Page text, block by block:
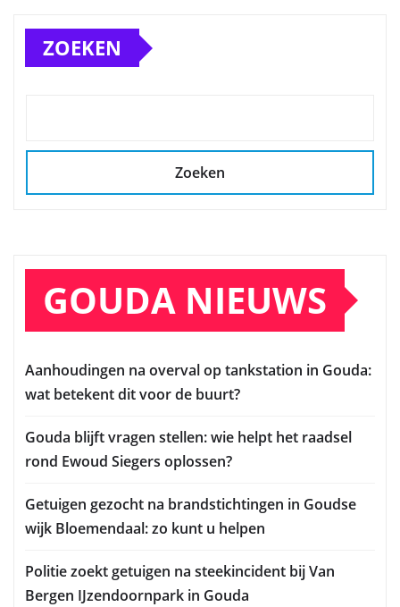
ZOEKEN
Zoeken
GOUDA NIEUWS
Aanhoudingen na overval op tankstation in Gouda:
wat betekent dit voor de buurt?
Gouda blijft vragen stellen: wie helpt het raadsel
rond Ewoud Siegers oplossen?
Getuigen gezocht na brandstichtingen in Goudse
wijk Bloemendaal: zo kunt u helpen
Politie zoekt getuigen na steekincident bij Van
Bergen IJzendoornpark in Gouda